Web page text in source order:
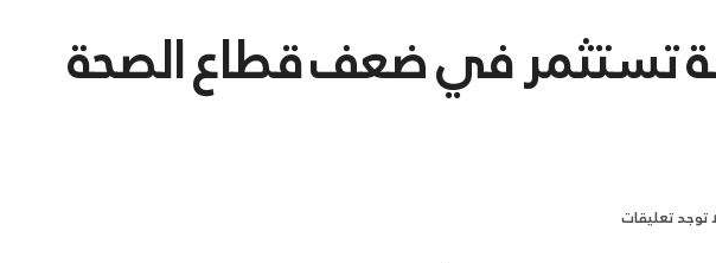
تستثمر في ضعف قطاع الصحة
توجد تعليقات